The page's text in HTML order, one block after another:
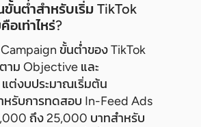
นต่ำสำหรับเริ่ม TikTok
อเท่าไหร่?
ขั้นต่ำของ TikTok
าม Objective และ
ต่งบประมาณเริ่มต้น
หรับการทดสอบ In-Feed Ads
ถึง 25,000 บาทสำหรับ